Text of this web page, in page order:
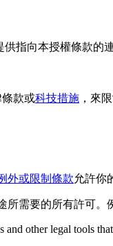
供指向本授權條款的
款或科技措施 ，來
外或限制條款允許你
需要的所有許可。
other legal tools